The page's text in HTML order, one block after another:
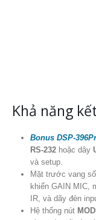
khiển GAIN MIC,
IR, và dãy đèn
nhạc và ngõ vào
Phía sau hệ các
outvàREC out.
Hỗ trợ tối đa 128
từng cài đặt trước
chức năng bảo vệ
Phần mềm setup